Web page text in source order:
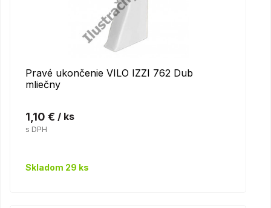
Pravé ukončenie VILO IZZI 762 Dub
mliečny
1,10 € / ks
s DPH
Skladom 29 ks